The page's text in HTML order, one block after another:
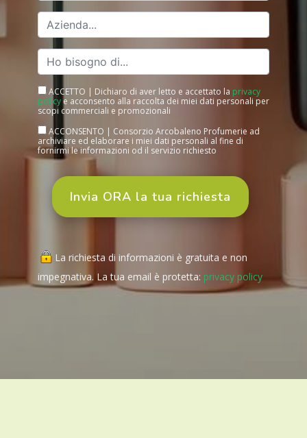
ACCETTO | Dichiaro di aver letto e accettato la privacy
policy e acconsento alla raccolta dei miei dati personali per
scopi commerciali e promozionali
ACCONSENTO | Consorzio Arcobaleno Profumerie ad
archiviare ed elaborare i miei dati personali al fine di
fornirmi le informazioni od il servizio richiesto
La richiesta di informazioni è gratuita e non
impegnativa. La tua email è protetta: privacy policy